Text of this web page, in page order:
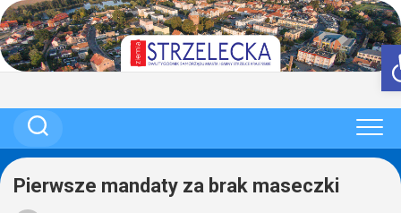
Skip
to
content
Pierwsze mandaty za brak maseczki